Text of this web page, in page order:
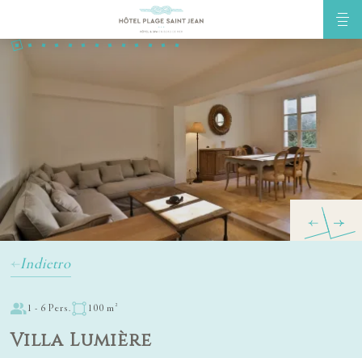
Indietro
1 - 6 Pers. 100 m²
Villa Lumière